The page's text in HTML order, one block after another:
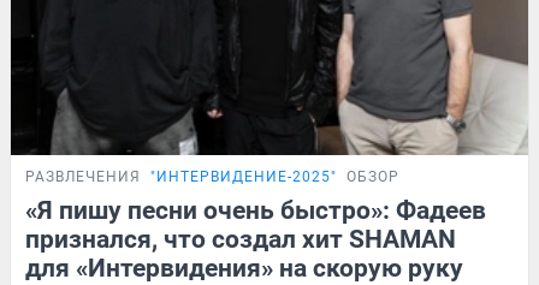
РАЗВЛЕЧЕНИЯ "ИНТЕРВИДЕНИЕ-2025" ОБЗОР
«Я пишу песни очень быстро»: Фадеев
признался, что создал хит SHAMAN
для «Интервидения» на скорую руку